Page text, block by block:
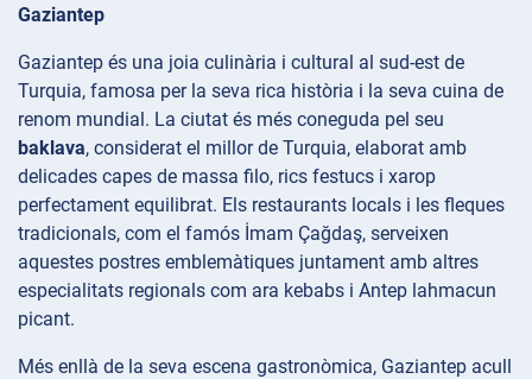
Gaziantep
Gaziantep és una joia culinària i cultural al sud-est de
Turquia, famosa per la seva rica història i la seva cuina de
renom mundial. La ciutat és més coneguda pel seu
baklava, considerat el millor de Turquia, elaborat amb
delicades capes de massa filo, rics festucs i xarop
perfectament equilibrat. Els restaurants locals i les fleques
tradicionals, com el famós İmam Çağdaş, serveixen
aquestes postres emblemàtiques juntament amb altres
especialitats regionals com ara kebabs i Antep lahmacun
picant.
Més enllà de la seva escena gastronòmica, Gaziantep acull